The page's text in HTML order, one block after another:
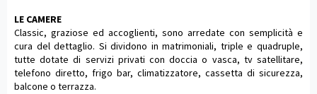
LE CAMERE
Classic, graziose ed accoglienti, sono arredate con semplicità e
cura del dettaglio. Si dividono in matrimoniali, triple e quadruple,
tutte dotate di servizi privati con doccia o vasca, tv satellitare,
telefono diretto, frigo bar, climatizzatore, cassetta di sicurezza,
balcone o terrazza.